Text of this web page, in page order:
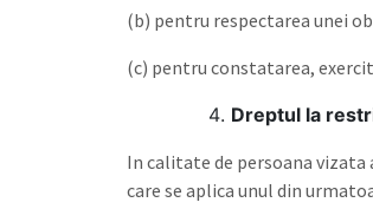
(b) pentru respectarea unei
(c) pentru constatarea,
Dreptul la
In calitate de persoana vizata
care se aplica unul din